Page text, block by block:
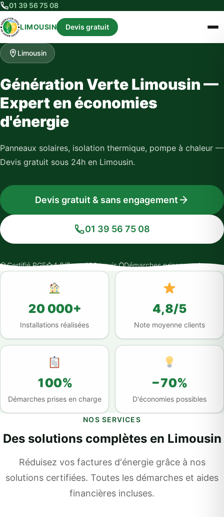
01 39 56 75 08
LIMOUSIN Devis gratuit
Limousin
Génération Verte Limousin —
Expert en économies
d'énergie
Panneaux solaires, isolation thermique, pompe à chaleur —
Devis gratuit sous 24h en Limousin.
Devis gratuit & sans engagement
01 39 56 75 08
Certifié RGE 4,8/5 sur 100+ avis Démarches prises en charge
20 000+
Installations réalisées
4,8/5
Note moyenne clients
100%
Démarches prises en charge
−70%
D'économies possibles
NOS SERVICES
Des solutions complètes en Limousin
Réduisez vos factures d'énergie grâce à nos
solutions certifiées. Toutes les démarches et aides
financières incluses.